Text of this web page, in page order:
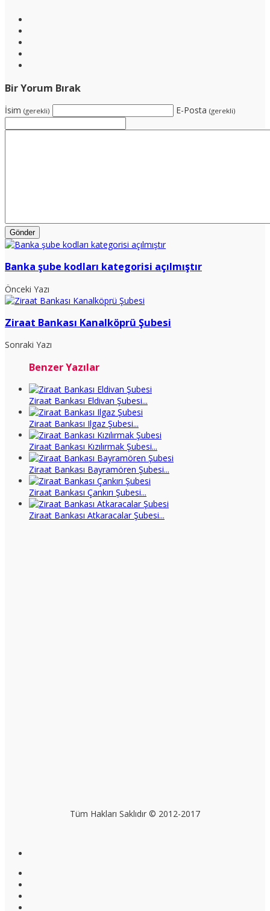
Bir Yorum Bırak
İsim (gerekli) E-Posta (gerekli)
Banka şube kodları kategorisi açılmıştır
Önceki Yazı
Ziraat Bankası Kanalköprü Şubesi
Sonraki Yazı
Benzer Yazılar
Ziraat Bankası Eldivan Şubesi...
Ziraat Bankası Ilgaz Şubesi...
Ziraat Bankası Kızılırmak Şubesi...
Ziraat Bankası Bayramören Şubesi...
Ziraat Bankası Çankırı Şubesi...
Ziraat Bankası Atkaracalar Şubesi...
Tüm Hakları Saklıdır © 2012-2017